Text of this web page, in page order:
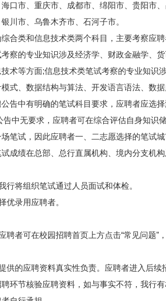
口市、重庆市、成都市、绵阳市、贵阳市
川市、乌鲁木齐市、石河子市。
类和信息技术类两个科目，主要考察应聘
察的专业知识涉及经济学、财政金融学、
术等方面;信息技术类笔试考察的专业知识
式、数据结构与算法、开发语言语法、数
告中有明确的笔试科目要求，应聘者应选
中无要求，应聘者可在综合评估自身知识
试，因此应聘者一、二志愿选择的笔试城
成绩在总部、总行直属机构、境内分支机
将组织笔试通过人员面试和体检。
录用应聘者。
者可在校园招聘首页上方点击“常见问题”
的应聘资料真实性负责。应聘者进入后续
环节核验应聘资料，如与事实不符，我行